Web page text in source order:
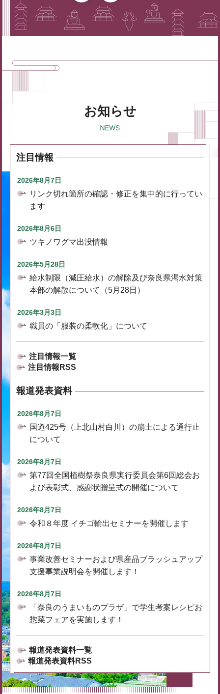
お知らせ
注目情報
2026年8月7日
リンク切れ箇所の確認・修正を集中的に行ってい
ます
2026年8月6日
ツキノワグマ出没情報
2026年5月28日
給水制限（減圧給水）の解除及び奈良県渇水対策
本部の解散について（5月28日）
2026年3月3日
職員の「服装の柔軟化」について
注目情報一覧
注目情報RSS
報道発表資料
2026年8月7日
国道425号（上北山村白川）の崩土による通行止
について
2026年8月7日
第77回全国植樹祭奈良県実行委員会第6回総会お
よび表彰式、感謝状贈呈式の開催について
2026年8月7日
令和８年度 イチゴ輸出セミナーを開催します
2026年8月7日
事業改善セミナーおよび県産品ブラッシュアップ
支援事業説明会を開催します！
2026年8月7日
「奈良のうまいものプラザ」で学生考案レシピお
惣菜フェアを実施します！
報道発表資料一覧
報道発表資料RSS